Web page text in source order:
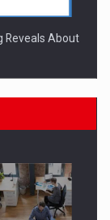
Reveals About